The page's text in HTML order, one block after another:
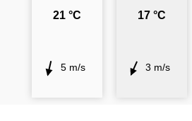
21 °C
5 m/s
17 °C
3 m/s